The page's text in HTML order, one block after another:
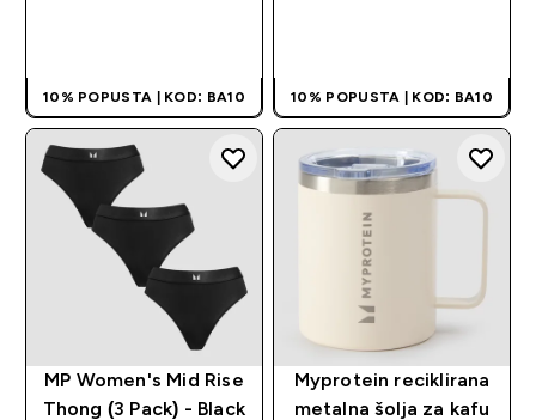
10% POPUSTA | KOD: BA10 10% POPUSTA | KOD: BA10
MP Women's Mid Rise
Thong (3 Pack) - Black
Myprotein reciklirana
metalna šolja za kafu